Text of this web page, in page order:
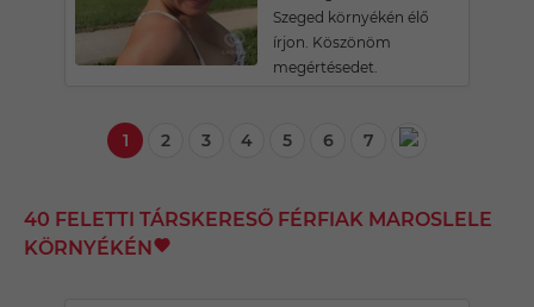
Szeged környékén élő
írjon. Köszönöm
megértésedet.
1 2 3 4 5 6 7
40 FELETTI TÁRSKERESŐ FÉRFIAK MAROSLELE
KÖRNYÉKÉN